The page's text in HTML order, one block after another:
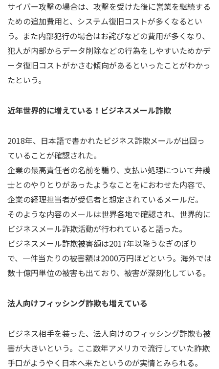
サイバー攻撃の場合は、攻撃を受けた後に営業を継続する
ための追加費用と、システム復旧コストが多くなるとい
う。また内部犯行の場合はお詫びなどの費用が多くなり、
犯人が内部からデータ削除などの行為をしやすいためかデ
ータ復旧コストがかさむ傾向があるといったことがわかっ
たという。
近年世界的に増えている！ビジネスメール詐欺
2018年、日本語で書かれたビジネス詐欺メールが出回っ
ていることが確認された。
企業の最高責任者の名前を騙り、支払い処理について弁護
士とのやりとりがあったようなことをにおわせた内容で、
企業の経理担当者が受信者と想定されているメールだ。
そのような内容のメールは世界各地で確認され、世界的に
ビジネスメール詐欺活動が行われていると語った。
ビジネスメール詐欺被害額は2017年以降うなぎのぼり
で、一件当たりの被害額は2000万円ほどという。海外では
数十億円単位の被害も出ており、被害が深刻化している。
法人向けフィッシング詐欺も増えている
ビジネス相手を装った、法人向けのフィッシング詐欺も被
害が大きいという。ここ数年アメリカで流行していた詐欺
手口がようやく日本へ来たというのが実情とみられる。